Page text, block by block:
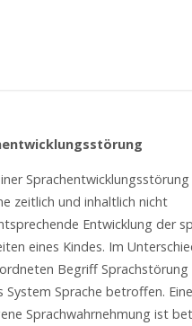
Sprachentwicklungsstörung
zeitlich und inhaltlich nicht
Entwicklung der
eines Kindes. Im
Begriff Sprachstörung
System Sprache betroffen.
Sprachwahrnehmung ist